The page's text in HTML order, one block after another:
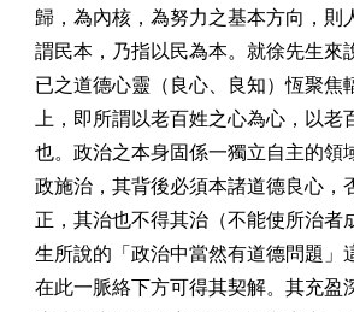
歸，為內核，為努力之基本方向，則
謂民本，乃指以民為本。就徐先生來
已之道德心靈（良心、良知）恆聚焦
上，即所謂以老百姓之心為心，以老
也。政治之本身固係一獨立自主的領
政施治，其背後必須本諸道德良心，
正，其治也不得其治（不能使所治者
生所說的「政治中當然有道德問題」
在此一脈絡下方可得其契解。其充盈